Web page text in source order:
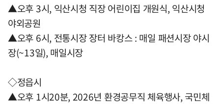
▲오후 3시, 익산시청 직장 어린이집 개원식, 익산시청
야외공원
▲오후 6시, 전통시장 장터 바캉스 : 매일 패션시장 야시
장(~13일), 매일시장
◇정읍시
▲오후 1시20분, 2026년 환경공무직 체육행사, 국민체